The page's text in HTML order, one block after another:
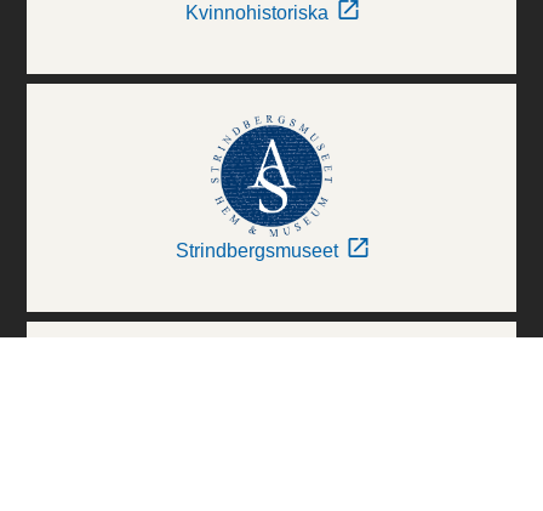
Kvinnohistoriska
Strindbergsmuseet